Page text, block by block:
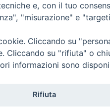
Cookie Policye, con il tuo
"misurazione" e
Cliccando su
Cliccando su "rifiuta" o
informazioni sono
Rifiuta